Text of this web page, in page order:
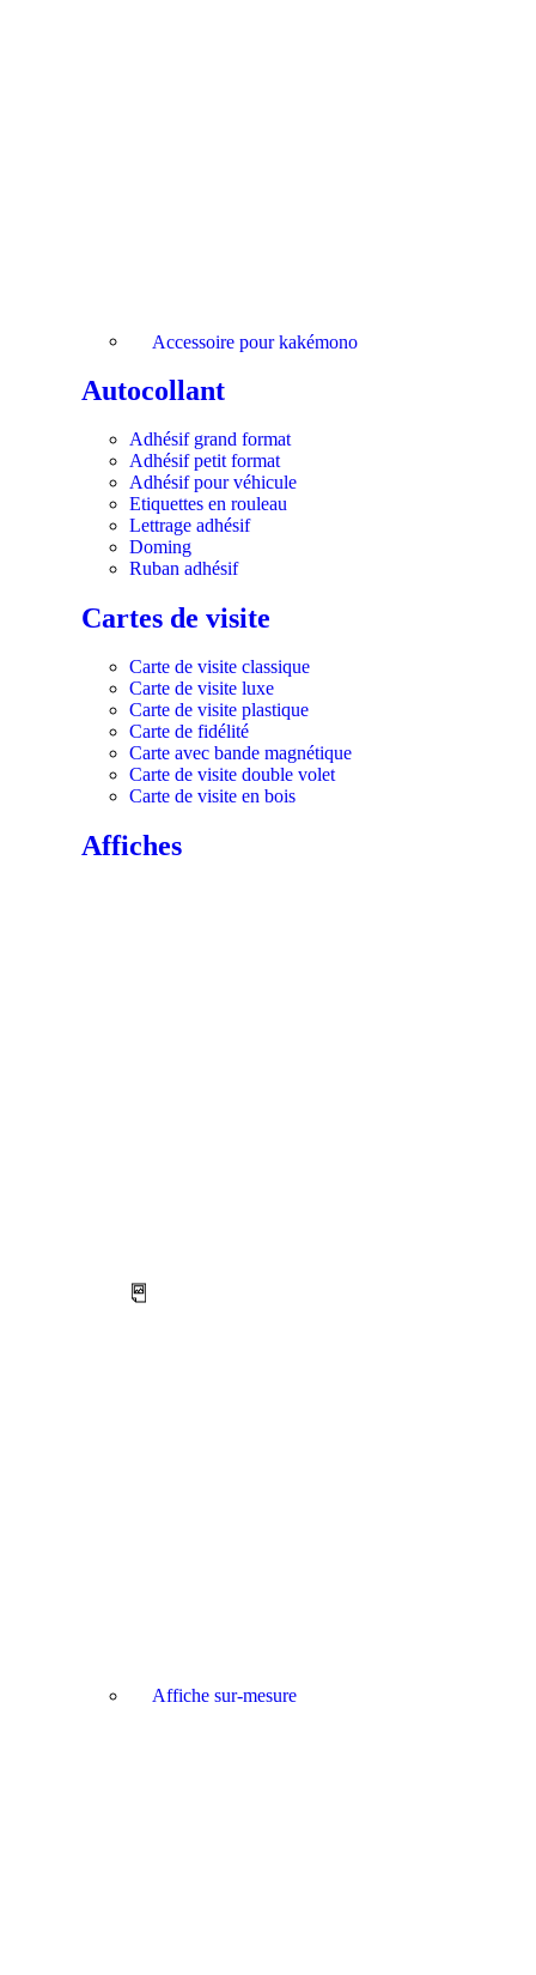
Accessoire pour kakémono
Autocollant
Adhésif grand format
Adhésif petit format
Adhésif pour véhicule
Etiquettes en rouleau
Lettrage adhésif
Doming
Ruban adhésif
Cartes de visite
Carte de visite classique
Carte de visite luxe
Carte de visite plastique
Carte de fidélité
Carte avec bande magnétique
Carte de visite double volet
Carte de visite en bois
Affiches
Affiche sur-mesure